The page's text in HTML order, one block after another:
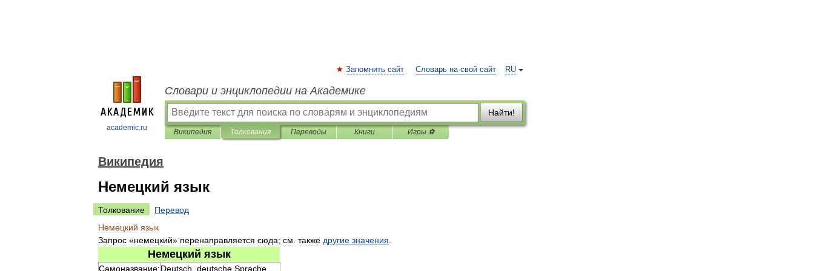
academic.ru
RU
Запомнить сайт Словарь на свой сайт
Словари и энциклопедии на Академике
Найти!
Википедия Толкования Переводы Книги Игры ⚽
Википедия
Немецкий язык
Толкование
Перевод
Немецкий язык
Запрос «немецкий» перенаправляется сюда; см также другие значения
Немецкий язык
Самоназвание:Deutsch deutsche Sprache